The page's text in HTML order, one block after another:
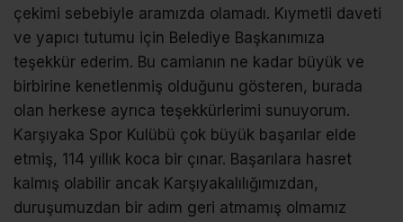
çekimi sebebiyle aramızda olamadı. Kıymetli daveti
ve yapıcı tutumu için Belediye Başkanımıza
teşekkür ederim. Bu camianın ne kadar büyük ve
birbirine kenetlenmiş olduğunu gösteren, burada
olan herkese ayrıca teşekkürlerimi sunuyorum.
Karşıyaka Spor Kulübü çok büyük başarılar elde
etmiş, 114 yıllık koca bir çınar. Başarılara hasret
kalmış olabilir ancak Karşıyakalılığımızdan,
duruşumuzdan bir adım geri atmamış olmamız